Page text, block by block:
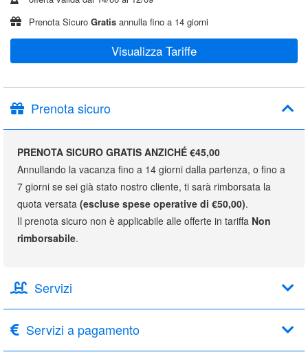
Prenota Sicuro Gratis annulla fino a 14 giorni
Visualizza Tariffe
Prenota sicuro
PRENOTA SICURO GRATIS ANZICHÉ €45,00
Annullando la vacanza fino a 14 giorni dalla partenza, o fino a
7 giorni se sei già stato nostro cliente, ti sarà rimborsata la
quota versata (escluse spese operative di €50,00).
Il prenota sicuro non è applicabile alle offerte in tariffa Non
rimborsabile.
Servizi
Servizi a pagamento